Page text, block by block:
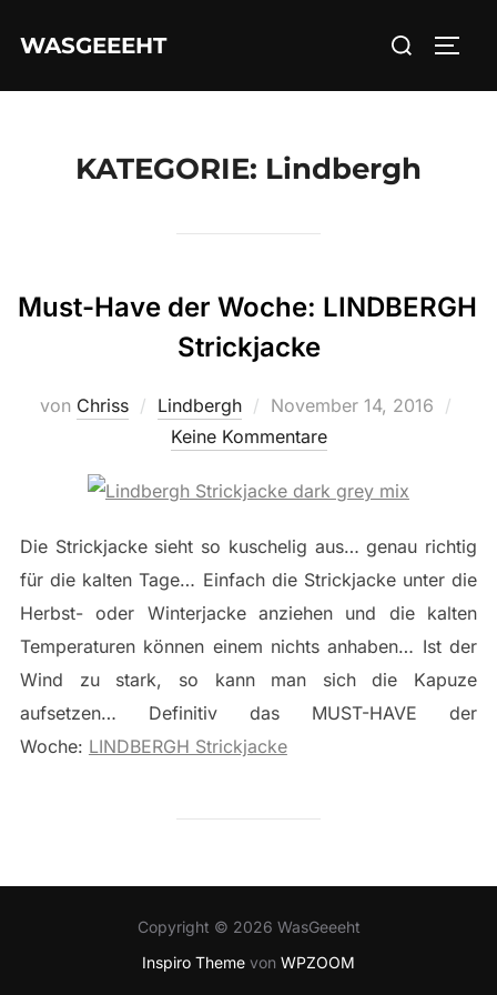
InhaltWASGEEEHT
Suchen
KATEGORIE: Lindbergh
Must-Have der Woche: LINDBERGH
Strickjacke
von Chriss Lindbergh
Veröffentlicht
am
November 14, 2016
Keine Kommentare
Die Strickjacke sieht so kuschelig aus… genau richtig
für die kalten Tage… Einfach die Strickjacke unter die
Herbst- oder Winterjacke anziehen und die kalten
Temperaturen können einem nichts anhaben… Ist der
Wind zu stark, so kann man sich die Kapuze
aufsetzen… Definitiv das MUST-HAVE der
Woche: LINDBERGH Strickjacke
Copyright © 2026 WasGeeeht
Inspiro Theme von WPZOOM